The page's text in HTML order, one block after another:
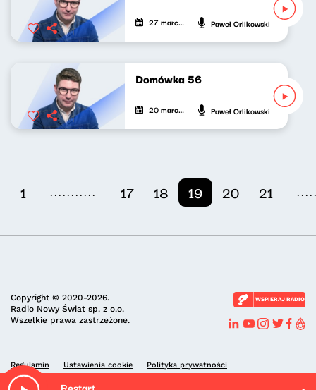
27 marca 2022 Paweł Orlikowski
Domówka 56
20 marca 2022 Paweł Orlikowski
1 ........... 17 18 19 20 21
Copyright © 2020-2026.
Radio Nowy Świat sp. z o.o.
Wszelkie prawa zastrzeżone.
WSPIERAJ RADIO
Regulamin Ustawienia cookie Polityka prywatności